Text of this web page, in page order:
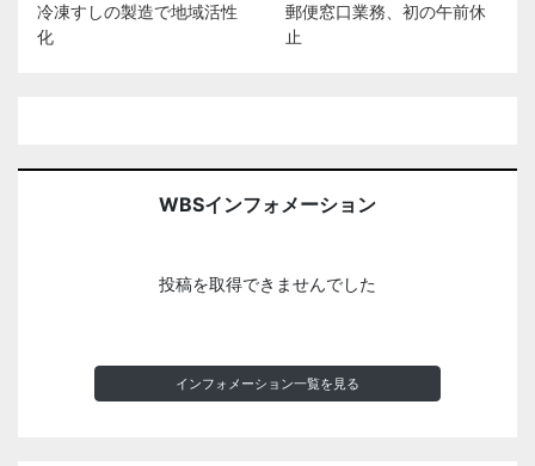
冷凍すしの製造で地域活性
化
郵便窓口業務、初の午前休
止
WBSインフォメーション
投稿を取得できませんでした
インフォメーション一覧を見る